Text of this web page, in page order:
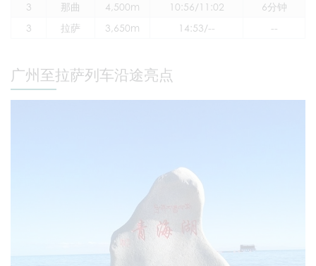
3
那曲 4,500m 10:56/11:02
6分钟
3
拉萨 3,650m 14:53/-- --
广州至拉萨列车沿途亮点